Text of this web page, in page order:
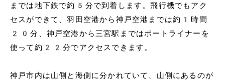
までは地下鉄で約5分で到着します。飛行機でもアク
セスができて、羽田空港から神戸空港までは約1時間
20分、神戸空港から三宮駅まではポートライナーを
使って約22分でアクセスできます。
神戸市内は山側と海側に分かれていて、山側にあるのが